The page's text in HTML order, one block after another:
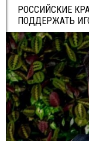
РОССИЙСКИЕ
ПОДДЕРЖАТЬ